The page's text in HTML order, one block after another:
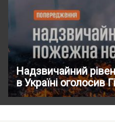
Надзвичайний
в Україні оголосив